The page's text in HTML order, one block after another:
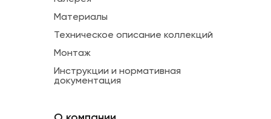
Материалы
Техническое описание коллекций
Монтаж
Инструкции и нормативная
документация